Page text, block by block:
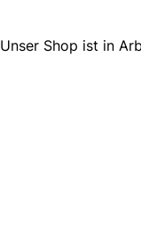
Shop ist in